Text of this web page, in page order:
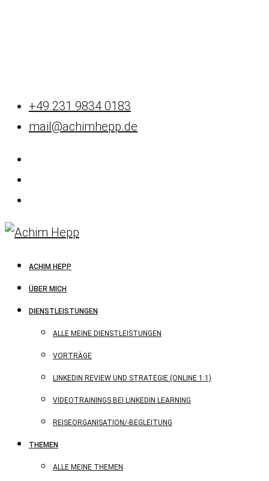
+49 231 9834 0183
mail@achimhepp.de
ACHIM HEPP
ÜBER MICH
DIENSTLEISTUNGEN
ALLE MEINE DIENSTLEISTUNGEN
VORTRÄGE
LINKEDIN REVIEW UND STRATEGIE (ONLINE 1:1)
VIDEOTRAININGS BEI LINKEDIN LEARNING
REISEORGANISATION/-BEGLEITUNG
THEMEN
ALLE MEINE THEMEN